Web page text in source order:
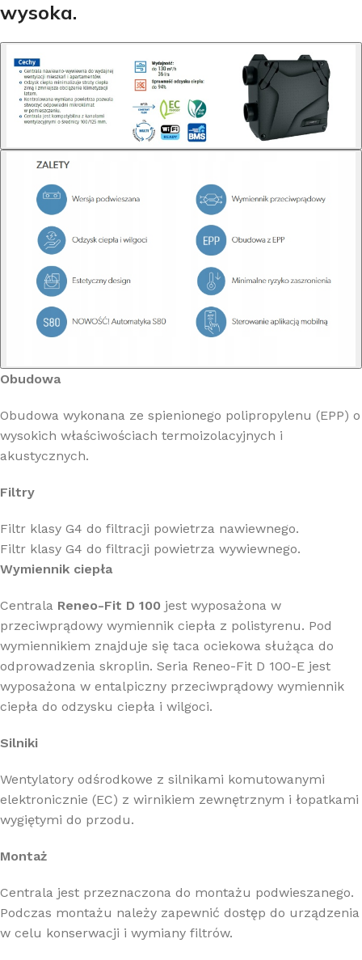
wysoka.
Obudowa
Obudowa wykonana ze spienionego polipropylenu (EPP) o
wysokich właściwościach termoizolacyjnych i
akustycznych.
Filtry
Filtr klasy G4 do filtracji powietrza nawiewnego.
Filtr klasy G4 do filtracji powietrza wywiewnego.
Wymiennik ciepła
Centrala Reneo-Fit D 100 jest wyposażona w
przeciwprądowy wymiennik ciepła z polistyrenu. Pod
wymiennikiem znajduje się taca ociekowa służąca do
odprowadzenia skroplin. Seria Reneo-Fit D 100-E jest
wyposażona w entalpiczny przeciwprądowy wymiennik
ciepła do odzysku ciepła i wilgoci.
Silniki
Wentylatory odśrodkowe z silnikami komutowanymi
elektronicznie (EC) z wirnikiem zewnętrznym i łopatkami
wygiętymi do przodu.
Montaż
Centrala jest przeznaczona do montażu podwieszanego.
Podczas montażu należy zapewnić dostęp do urządzenia
w celu konserwacji i wymiany filtrów.